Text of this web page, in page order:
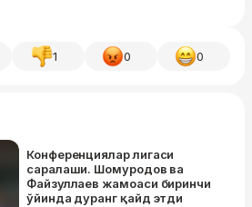
1 0 0
Конференциялар лигаси
саралаши. Шомуродов ва
Файзуллаев жамоаси биринчи
ўйинда дуранг қайд этди